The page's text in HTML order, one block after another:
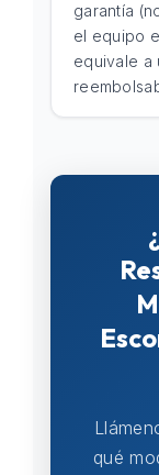
garantía
el equipo
equivale a
qué